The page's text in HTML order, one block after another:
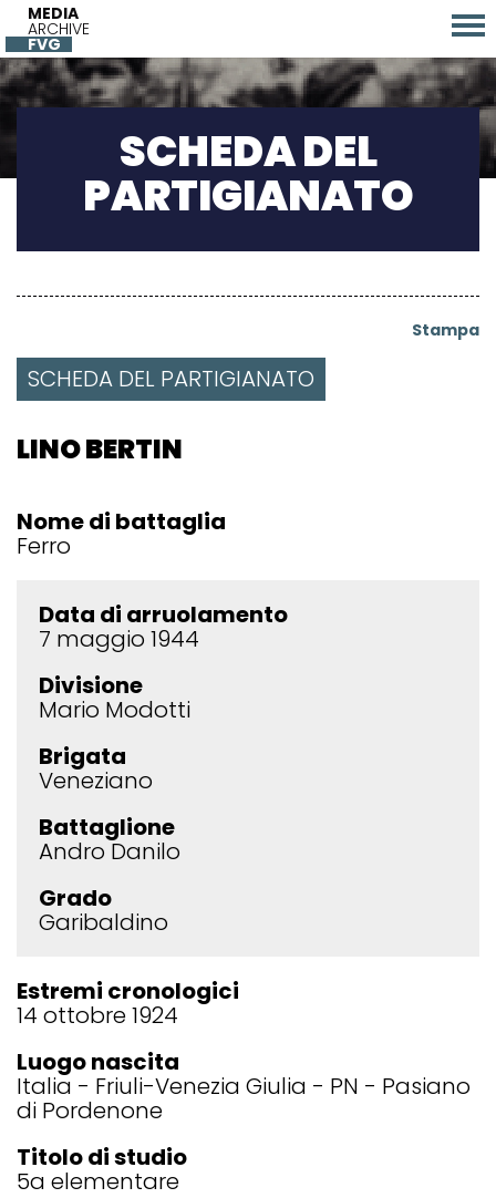
MEDIA
ARCHIVE
FVG
SCHEDA DEL
PARTIGIANATO
Stampa
SCHEDA DEL PARTIGIANATO
LINO BERTIN
Nome di battaglia
Ferro
Data di arruolamento
7 maggio 1944
Divisione
Mario Modotti
Brigata
Veneziano
Battaglione
Andro Danilo
Grado
Garibaldino
Estremi cronologici
14 ottobre 1924
Luogo nascita
Italia Friuli-Venezia Giulia PN Pasiano
di Pordenone
Titolo di studio
5a elementare